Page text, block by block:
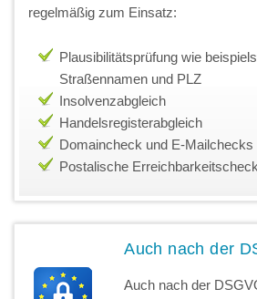
regelmäßig zum Einsatz:
Plausibilitätsprüfung wie
Straßennamen und PLZ
Insolvenzabgleich
Handelsregisterabgleich
Domaincheck und E-Mailchecks
Postalische
Auch nach der
Auch nach der